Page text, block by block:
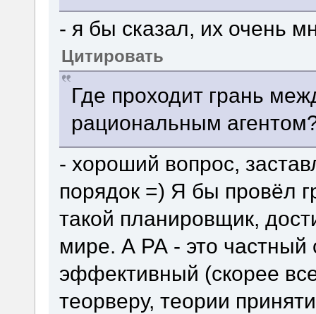
- я бы сказал, их очень
Цитировать
Где проходит грань
рациональным
- хороший вопрос,
порядок =) Я бы провёл
такой планировщик,
мире. А РА - это частный
эффективный (скорее
теорверу, теории